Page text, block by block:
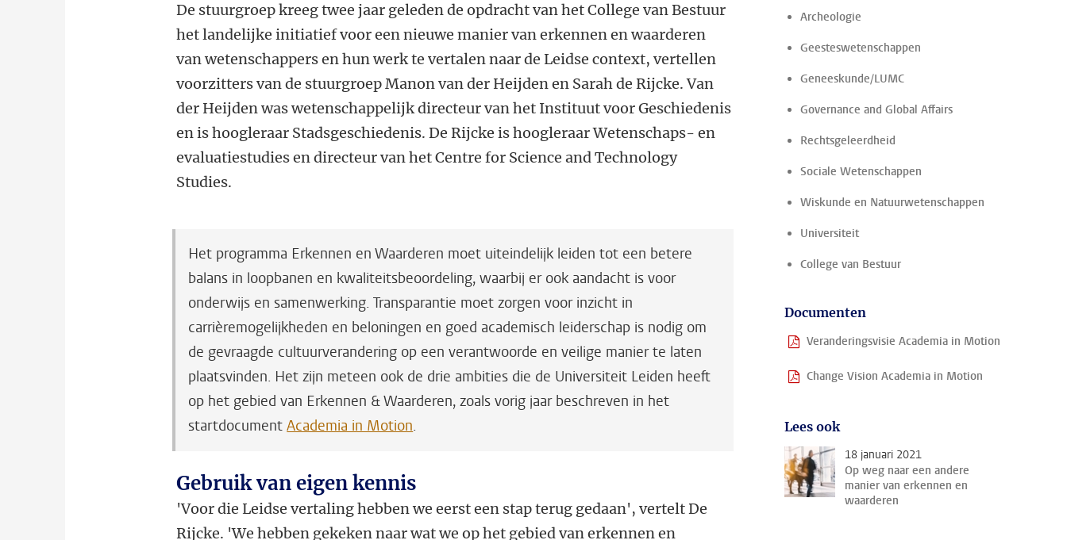
De stuurgroep kreeg twee jaar geleden de opdracht van het College van Bestuur
het landelijke initiatief voor een nieuwe manier van erkennen en waarderen
van wetenschappers en hun werk te vertalen naar de Leidse context, vertellen
voorzitters van de stuurgroep Manon van der Heijden en Sarah de Rijcke. Van
der Heijden was wetenschappelijk directeur van het Instituut voor Geschiedenis
en is hoogleraar Stadsgeschiedenis. De Rijcke is hoogleraar Wetenschaps- en
evaluatiestudies en directeur van het Centre for Science and Technology
Studies.
Het programma Erkennen en Waarderen moet uiteindelijk leiden tot een betere
balans in loopbanen en kwaliteitsbeoordeling, waarbij er ook aandacht is voor
onderwijs en samenwerking. Transparantie moet zorgen voor inzicht in
carrièremogelijkheden en beloningen en goed academisch leiderschap is nodig om
de gevraagde cultuurverandering op een verantwoorde en veilige manier te laten
plaatsvinden. Het zijn meteen ook de drie ambities die de Universiteit Leiden heeft
op het gebied van Erkennen & Waarderen, zoals vorig jaar beschreven in het
startdocumentAcademia in Motion.
Gebruik van eigen kennis
'Voor die Leidse vertaling hebben we eerst een stap terug gedaan', vertelt De
Rijcke. 'We hebben gekeken naar wat we op het gebied van erkennen en
Archeologie
Geesteswetenschappen
Geneeskunde/LUMC
Governance and Global Affairs
Rechtsgeleerdheid
Sociale Wetenschappen
Wiskunde en Natuurwetenschappen
Universiteit
College van Bestuur
Documenten
Veranderingsvisie Academia in Motion
Change Vision Academia in Motion
Lees ook
18 januari 2021
Op weg naar een andere
manier van erkennen en
waarderen